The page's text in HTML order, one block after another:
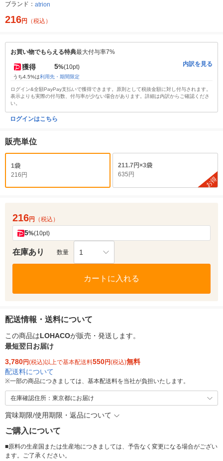
ブランド： atrion
216円 （税込）
お買い物でもらえる特典最大付与率7%
獲得 5%(10pt)
うち4.5%は利用先・期間限定
内訳を見る
ログイン&全額PayPay支払いで獲得できます。原則として税抜金額に対し付与されます。
表示よりも実際の付与数、付与率が少ない場合があります。詳細は内訳からご確認くださ
い。
ログインはこちら
販売単位
1袋
216円
211.7円×3袋
635円
お得
216円 （税込）
5%(10pt)
在庫あり 数量 1
カートに入れる
配送情報・送料について
この商品はLOHACOが販売・発送します。
最短翌日お届け
3,780円(税込)以上で基本配送料550円(税込)無料
配送料について
※一部の商品につきましては、基本配送料を当社が負担いたします。
在庫確認住所：東京都にお届け
賞味期限/使用期限・返品について
ご購入について
■原料の生産国または生産地につきましては、予告なく変更になる場合がござい
ます。ご了承ください。